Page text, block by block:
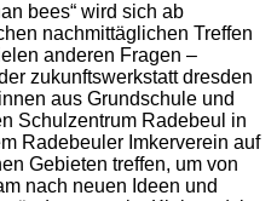
bees“ wird sich ab
nachmittäglichen Treffen
anderen Fragen –
zukunftswerkstatt dresden
aus Grundschule und
Schulzentrum Radebeul in
Radebeuler Imkerverein auf
Gebieten treffen, um von
nach neuen Ideen und